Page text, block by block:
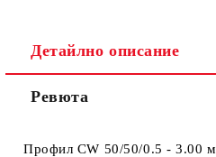
Детайлно описание
Ревюта
Профил CW 50/50/0.5 - 3.00 м